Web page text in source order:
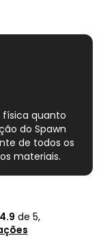
física quanto
do Spawn
de todos os
materiais.
4.9 de 5,